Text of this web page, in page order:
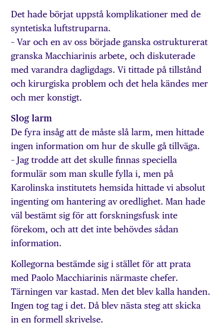
Det hade börjat uppstå komplikationer med de
syntetiska luftstruparna.
– Var och en av oss började ganska ostrukturerat
granska Macchiarinis arbete, och diskuterade
med varandra dagligdags. Vi tittade på tillstånd
och kirurgiska problem och det hela kändes mer
och mer konstigt.
Slog larm
De fyra insåg att de måste slå larm, men hittade
ingen information om hur de skulle gå tillväga.
– Jag trodde att det skulle finnas speciella
formulär som man skulle fylla i, men på
Karolinska institutets hemsida hittade vi absolut
ingenting om hantering av oredlighet. Man hade
väl bestämt sig för att forskningsfusk inte
förekom, och att det inte behövdes sådan
information.
Kollegorna bestämde sig i stället för att prata
med Paolo Macchiarinis närmaste chefer.
Tärningen var kastad. Men det blev kalla handen.
Ingen tog tag i det. Då blev nästa steg att skicka
in en formell skrivelse.